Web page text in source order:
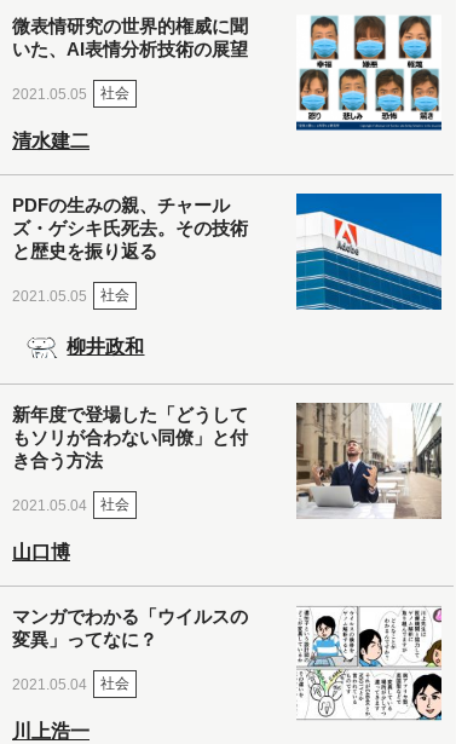
微表情研究の世界的権威に聞
いた、AI表情分析技術の展望
2021.05.05 社会
清水建二
PDFの生みの親、チャール
ズ・ゲシキ氏死去。その技術
と歴史を振り返る
2021.05.05 社会
柳井政和
新年度で登場した「どうして
もソリが合わない同僚」と付
き合う方法
2021.05.04 社会
山口博
マンガでわかる「ウイルスの
変異」ってなに？
2021.05.04 社会
川上浩一